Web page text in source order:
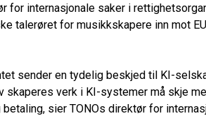
for internasjonale saker i
talerøret for musikkskapere inn mot
sender en tydelig beskjed til KI-
skaperes verk i KI-systemer må skje
sier TONOs direktør for